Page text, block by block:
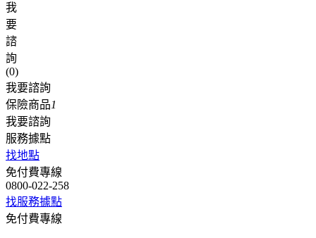
我
要
諮
詢
(0)
我要諮詢
保險商品1
我要諮詢
服務據點
找地點
免付費專線
0800-022-258
找服務據點
免付費專線